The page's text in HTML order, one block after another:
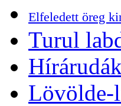
Elfeledett öreg
Turul
Hírárudák
Lövölde-